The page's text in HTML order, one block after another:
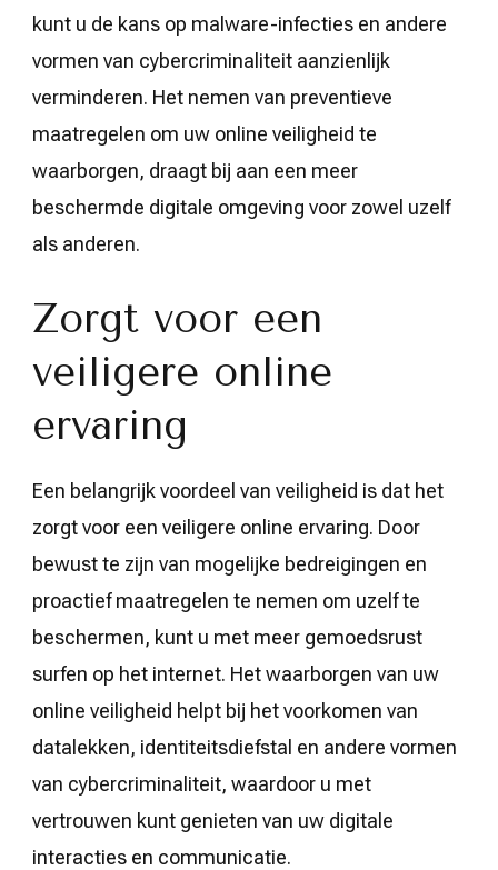
kunt u de kans op malware-infecties en andere
vormen van cybercriminaliteit aanzienlijk
verminderen. Het nemen van preventieve
maatregelen om uw online veiligheid te
waarborgen, draagt bij aan een meer
beschermde digitale omgeving voor zowel uzelf
als anderen.
Zorgt voor een
veiligere online
ervaring
Een belangrijk voordeel van veiligheid is dat het
zorgt voor een veiligere online ervaring. Door
bewust te zijn van mogelijke bedreigingen en
proactief maatregelen te nemen om uzelf te
beschermen, kunt u met meer gemoedsrust
surfen op het internet. Het waarborgen van uw
online veiligheid helpt bij het voorkomen van
datalekken, identiteitsdiefstal en andere vormen
van cybercriminaliteit, waardoor u met
vertrouwen kunt genieten van uw digitale
interacties en communicatie.